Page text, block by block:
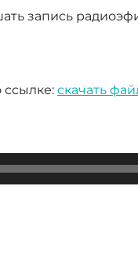
запись
ссылке: скачать